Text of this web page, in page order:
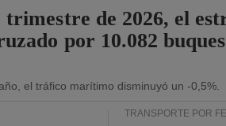
trimestre de 2026, el
por 10.082
el tráfico marítimo disminuyó un -0,5%.
TRANSPORTE POR